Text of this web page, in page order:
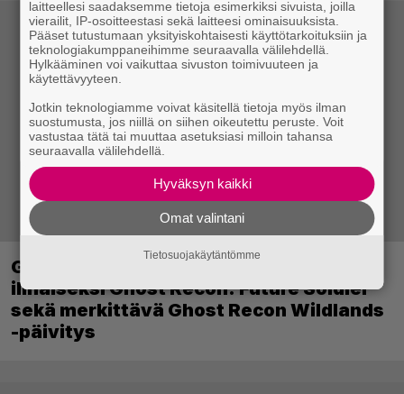
Ghost Recon 25 vuotta: nappaa nyt
ilmaiseksi Ghost Recon: Future Soldier
sekä merkittävä Ghost Recon Wildlands
-päivitys
laitteellesi saadaksemme tietoja esimerkiksi sivuista, joilla
vierailit, IP-osoitteestasi sekä laitteesi ominaisuuksista.
Pääset tutustumaan yksityiskohtaisesti käyttötarkoituksiin ja
teknologiakumppaneihimme seuraavalla välilehdellä.
Hylkääminen voi vaikuttaa sivuston toimivuuteen ja
käytettävyyteen.
Jotkin teknologiamme voivat käsitellä tietoja myös ilman
suostumusta, jos niillä on siihen oikeutettu peruste. Voit
vastustaa tätä tai muuttaa asetuksiasi milloin tahansa
seuraavalla välilehdellä.
Hyväksyn kaikki
Omat valintani
Tietosuojakäytäntömme